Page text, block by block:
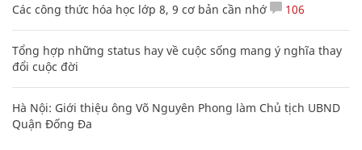
Các công thức hóa học lớp 8, 9 cơ bản cần nhớ 106
Tổng hợp những status hay về cuộc sống mang ý nghĩa thay
đổi cuộc đời
Hà Nội: Giới thiệu ông Võ Nguyên Phong làm Chủ tịch UBND
Quận Đống Đa